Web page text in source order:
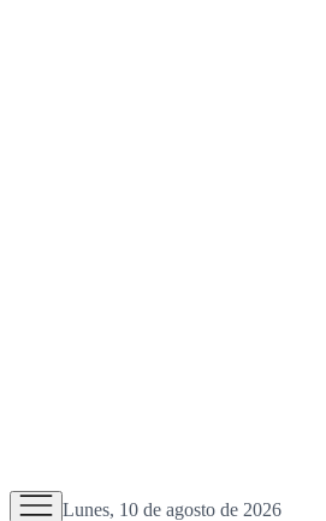
Lunes, 10 de agosto de 2026